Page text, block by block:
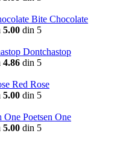
Bite Chocolate
5.00 din 5
Dontchastop
4.86 din 5
Red Rose
5.00 din 5
Poetsen One
5.00 din 5